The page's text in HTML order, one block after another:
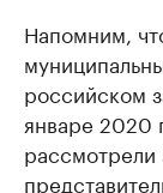
Напомним,
российском
январе 2020